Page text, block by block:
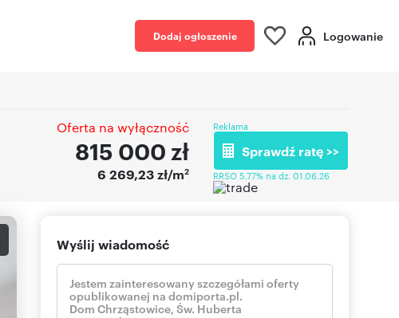
Dodaj ogłoszenie Logowanie
Oferta na wyłączność
815 000 zł
6 269,23 zł/m2
Reklama
Sprawdź ratę >>
RRSO 5,77% na dz. 01.06.26
Wyślij wiadomość